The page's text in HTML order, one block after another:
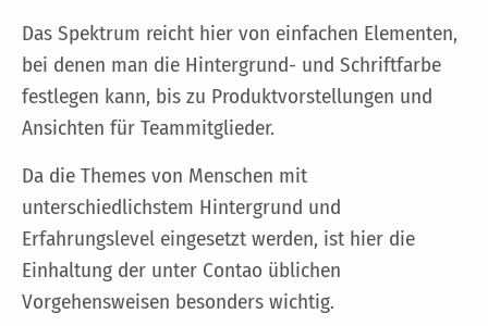
Das Spektrum reicht hier von einfachen Elementen,
bei denen man die Hintergrund- und Schriftfarbe
festlegen kann, bis zu Produktvorstellungen und
Ansichten für Teammitglieder.
Da die Themes von Menschen mit
unterschiedlichstem Hintergrund und
Erfahrungslevel eingesetzt werden, ist hier die
Einhaltung der unter Contao üblichen
Vorgehensweisen besonders wichtig.